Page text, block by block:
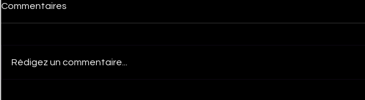
Commentaires
Rédigez un commentaire...